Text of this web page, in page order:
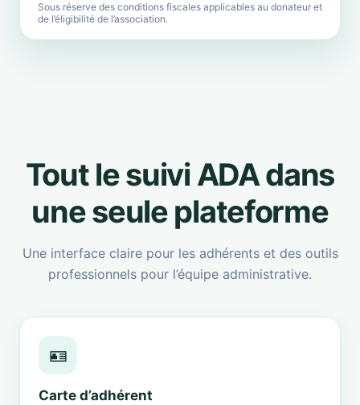
Sous réserve des conditions fiscales applicables au donateur et
de l’éligibilité de l’association.
Tout le suivi ADA dans
une seule plateforme
Une interface claire pour les adhérents et des outils
professionnels pour l’équipe administrative.
🪪
Carte d’adhérent